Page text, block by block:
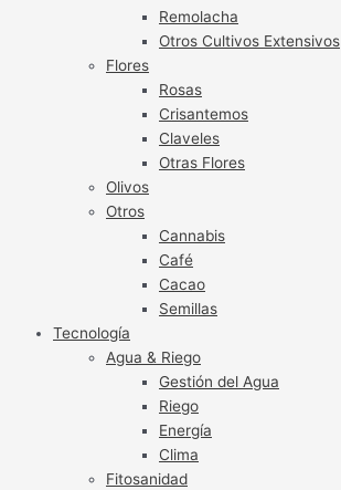
Remolacha
Otros Cultivos Extensivos
Flores
Rosas
Crisantemos
Claveles
Otras Flores
Olivos
Otros
Cannabis
Café
Cacao
Semillas
Tecnología
Agua & Riego
Gestión del Agua
Riego
Energía
Clima
Fitosanidad